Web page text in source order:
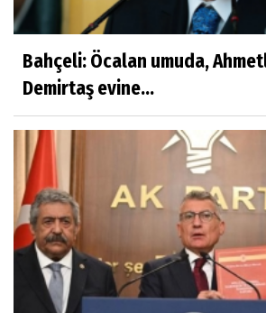
Bahçeli: Öcalan umuda,
Demirtaş evine...